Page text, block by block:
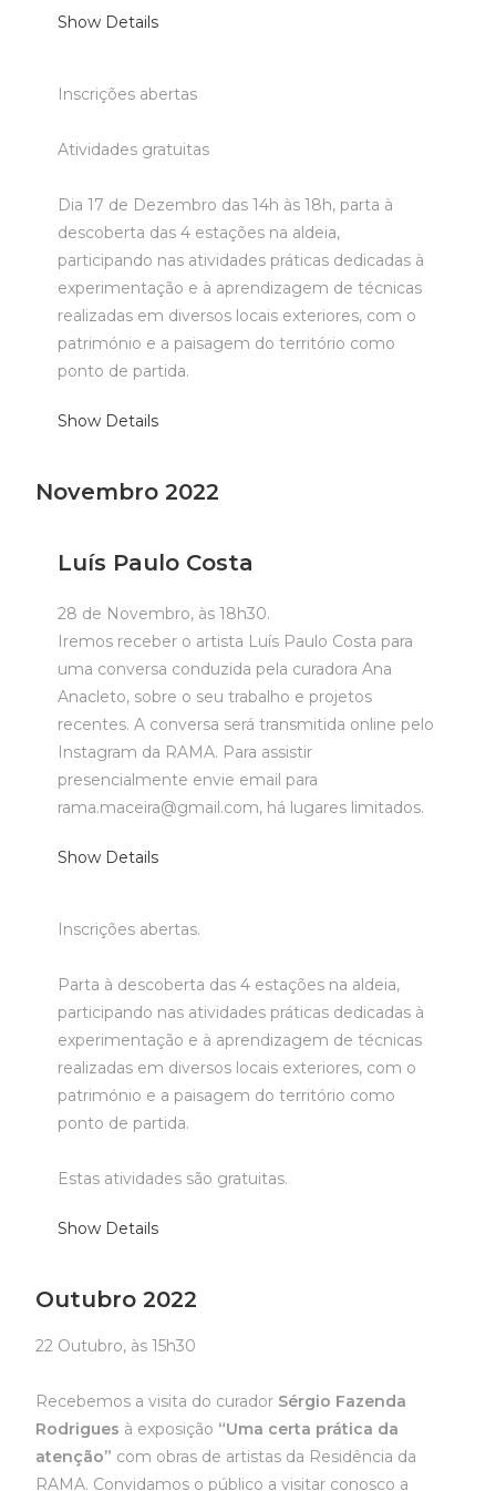
Show Details
Inscrições abertas
Atividades gratuitas
Dia 17 de Dezembro das 14h às 18h, parta à
descoberta das 4 estações na aldeia,
participando nas atividades práticas dedicadas à
experimentação e à aprendizagem de técnicas
realizadas em diversos locais exteriores, com o
património e a paisagem do território como
ponto de partida.
Show Details
Novembro 2022
Luís Paulo Costa
28 de Novembro, às 18h30.
Iremos receber o artista Luís Paulo Costa para
uma conversa conduzida pela curadora Ana
Anacleto, sobre o seu trabalho e projetos
recentes. A conversa será transmitida online pelo
Instagram da RAMA. Para assistir
presencialmente envie email para
rama.maceira@gmail.com, há lugares limitados.
Show Details
Inscrições abertas.
Parta à descoberta das 4 estações na aldeia,
participando nas atividades práticas dedicadas à
experimentação e à aprendizagem de técnicas
realizadas em diversos locais exteriores, com o
património e a paisagem do território como
ponto de partida.
Estas atividades são gratuitas.
Show Details
Outubro 2022
22 Outubro, às 15h30
Recebemos a visita do curador Sérgio Fazenda
Rodrigues à exposição “Uma certa prática da
atenção” com obras de artistas da Residência da
RAMA. Convidamos o público a visitar conosco a